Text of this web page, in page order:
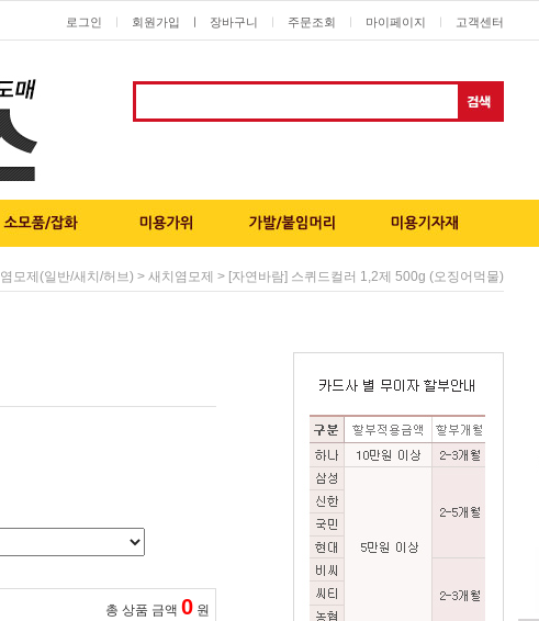
로그인 회원가입 ㅣ 장바구니 주문조회 마이페이지 고객센터
염모제(일반/새치/허브) > 새치염모제 > [자연바람] 스퀴드컬러 1,2제 500g (오징어먹물)
총 상품 금액 0 원